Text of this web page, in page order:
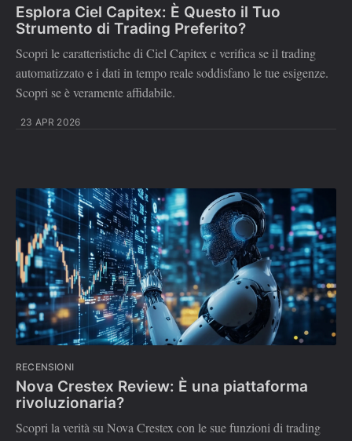
Esplora Ciel Capitex: È Questo il Tuo
Strumento di Trading Preferito?
Scopri le caratteristiche di Ciel Capitex e verifica se il trading
automatizzato e i dati in tempo reale soddisfano le tue esigenze.
Scopri se è veramente affidabile.
23 APR 2026
RECENSIONI
Nova Crestex Review: È una piattaforma
rivoluzionaria?
Scopri la verità su Nova Crestex con le sue funzioni di trading